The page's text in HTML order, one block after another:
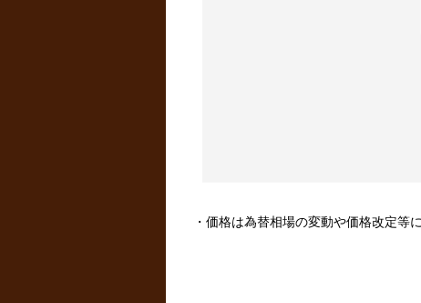
・価格は為替相場の変動や価格改定等